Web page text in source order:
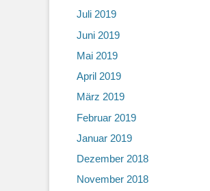
Juli 2019
Juni 2019
Mai 2019
April 2019
März 2019
Februar 2019
Januar 2019
Dezember 2018
November 2018